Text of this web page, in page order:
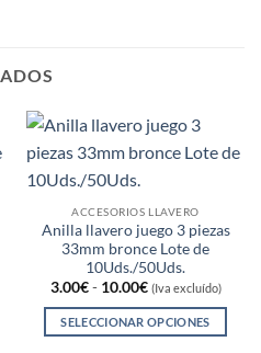
ACCESORIOS LLAVERO
Anilla llavero juego 3 piezas
33mm bronce Lote de
10Uds./50Uds.
3.00€ - 10.00€Rango
de
precios:
desde
(Iva excluído)
SELECCIONAR OPCIONES